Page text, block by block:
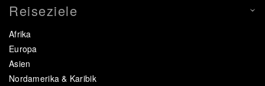
Reiseziele
Afrika
Europa
Asien
Nordamerika & Karibik